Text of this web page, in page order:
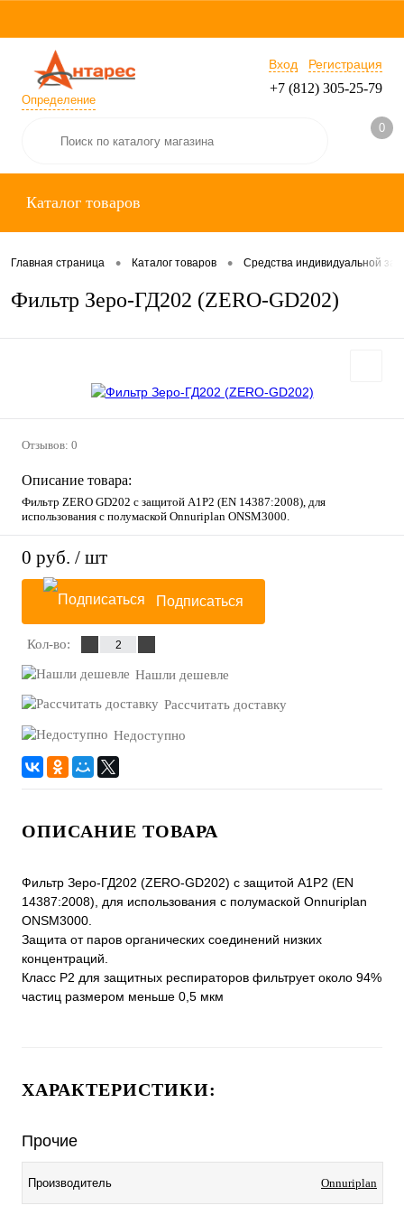
Определение
Вход Регистрация
+7 (812) 305-25-79
0
Каталог товаров
Главная страница • Каталог товаров • Средства индивидуальной
Фильтр Зеро-ГД202 (ZERO-GD202)
Отзывов: 0
Описание товара:
Фильтр ZERO GD202 с защитой A1P2 (EN 14387:2008), для
использования с полумаской Onnuriplan ONSM3000.
0 руб. / шт
Подписаться
Кол-во:
Нашли дешевле
Рассчитать доставку
Недоступно
ОПИСАНИЕ ТОВАРА
Фильтр Зеро-ГД202 (ZERO-GD202) с защитой A1P2 (EN
14387:2008), для использования с полумаской Onnuriplan
ONSM3000.
Защита от паров органических соединений низких
концентраций.
Класс P2 для защитных респираторов фильтрует около 94%
частиц размером меньше 0,5 мкм
ХАРАКТЕРИСТИКИ:
Прочие
Производитель Onnuriplan